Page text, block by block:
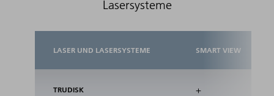
Lasersysteme
LASER UND LASERSYSTEME SMART VIEW
TRUDISK +